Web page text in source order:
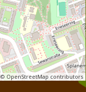
© OpenStreetMap contributors